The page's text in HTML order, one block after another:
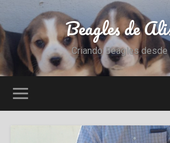
Beagles de
Criando Beagles